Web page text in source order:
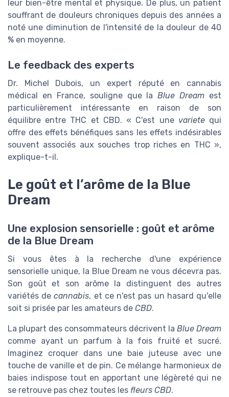
leur bien-être mental et physique. De plus, un patient
souffrant de douleurs chroniques depuis des années a
noté une diminution de l'intensité de la douleur de 40
% en moyenne.
Le feedback des experts
Dr. Michel Dubois, un expert réputé en cannabis
médical en France, souligne que laBlue Dream est
particulièrement intéressante en raison de son
équilibre entre THC et CBD. « C'est une varietequi
offre des effets bénéfiques sans les effets indésirables
souvent associés aux souches trop riches en THC »,
explique-t-il.
Le goût et l’arôme de la Blue
Dream
Une explosion sensorielle : goût et arôme
de la Blue Dream
Si vous êtes à la recherche d'une expérience
sensorielle unique, la Blue Dream ne vous décevra pas.
Son goût et son arôme la distinguent des autres
variétés decannabis, et ce n'est pas un hasard qu'elle
soit si prisée par les amateurs de CBD.
La plupart des consommateurs décrivent la Blue Dream
comme ayant un parfum à la fois fruité et sucré.
Imaginez croquer dans une baie juteuse avec une
touche de vanille et de pin. Ce mélange harmonieux de
baies indispose tout en apportant une légèreté qui ne
se retrouve pas chez toutes les fleurs CBD.